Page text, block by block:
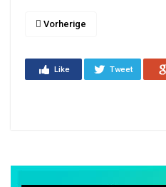
Vorherige
Like Tweet